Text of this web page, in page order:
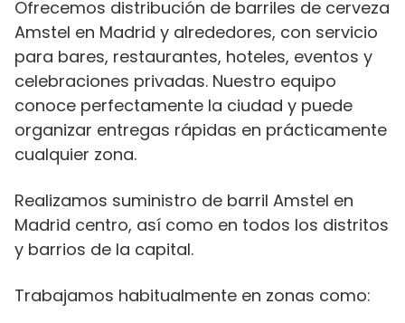
Ofrecemos distribución de barriles de cerveza
Amstel en Madrid y alrededores, con servicio
para bares, restaurantes, hoteles, eventos y
celebraciones privadas. Nuestro equipo
conoce perfectamente la ciudad y puede
organizar entregas rápidas en prácticamente
cualquier zona.
Realizamos suministro de barril Amstel en
Madrid centro, así como en todos los distritos
y barrios de la capital.
Trabajamos habitualmente en zonas como: